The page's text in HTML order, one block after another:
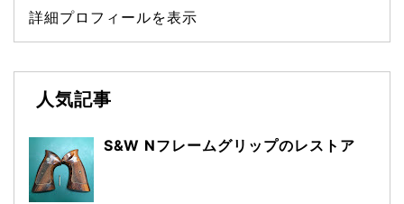
詳細プロフィールを表示
人気記事
S&W Nフレームグリップのレストア